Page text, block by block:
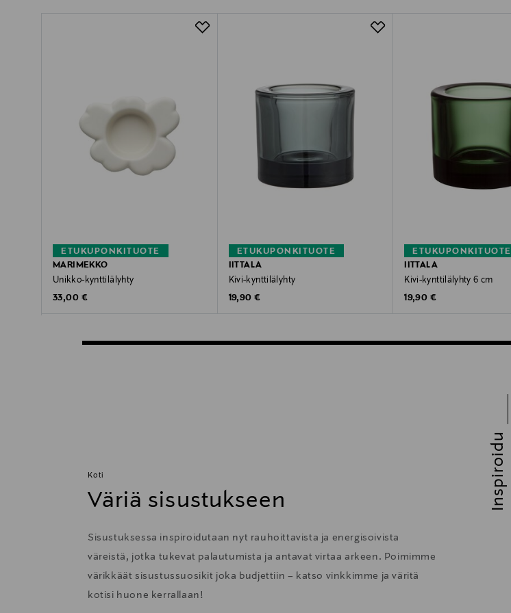
ETUKUPONKITUOTE
MARIMEKKO
Unikko-kynttilälyhty
Original Price
33,00 €
ETUKUPONKITUOTE
IITTALA
Kivi-kynttilälyhty
Original Price
19,90 €
ETUKUPONKITUOTE
IITTALA
Kivi-kynttilälyhty 6 cm
Original Price
19,90 €
Koti
Väriä sisustukseen
Sisustuksessa inspiroidutaan nyt rauhoittavista ja energisoivista
väreistä, jotka tukevat palautumista ja antavat virtaa arkeen. Poimimme
värikkäät sisustussuosikit joka budjettiin – katso vinkkimme ja väritä
kotisi huone kerrallaan!
Inspiroidu